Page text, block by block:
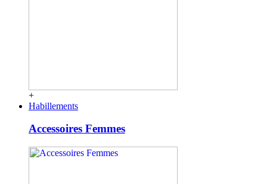
+
Habillements
Accessoires Femmes